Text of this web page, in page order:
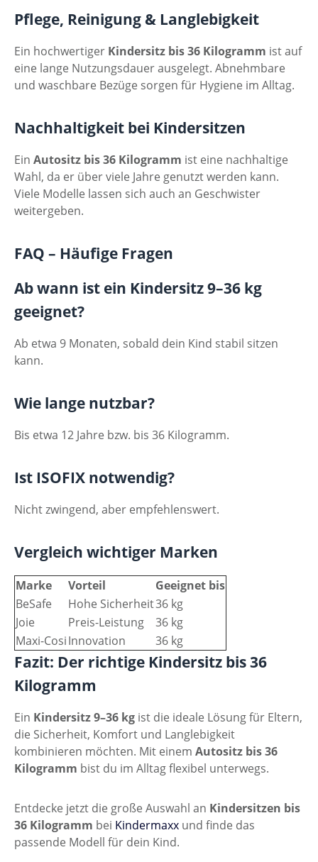
Pflege, Reinigung & Langlebigkeit
Ein hochwertiger Kindersitz bis 36 Kilogramm ist auf
eine lange Nutzungsdauer ausgelegt. Abnehmbare
und waschbare Bezüge sorgen für Hygiene im Alltag.
Nachhaltigkeit bei Kindersitzen
Ein Autositz bis 36 Kilogramm ist eine nachhaltige
Wahl, da er über viele Jahre genutzt werden kann.
Viele Modelle lassen sich auch an Geschwister
weitergeben.
FAQ – Häufige Fragen
Ab wann ist ein Kindersitz 9–36 kg
geeignet?
Ab etwa 9 Monaten, sobald dein Kind stabil sitzen
kann.
Wie lange nutzbar?
Bis etwa 12 Jahre bzw. bis 36 Kilogramm.
Ist ISOFIX notwendig?
Nicht zwingend, aber empfehlenswert.
Vergleich wichtiger Marken
Marke Vorteil
Geeignet bis
BeSafe
Hohe Sicherheit36 kg
Joie
Preis-Leistung
36 kg
Maxi-CosiInnovation 36 kg
Fazit: Der richtige Kindersitz bis 36
Kilogramm
Ein Kindersitz 9–36 kg ist die ideale Lösung für Eltern,
die Sicherheit, Komfort und Langlebigkeit
kombinieren möchten. Mit einem Autositz bis 36
Kilogramm bist du im Alltag flexibel unterwegs.
Entdecke jetzt die große Auswahl an Kindersitzen bis
36 Kilogramm bei Kindermaxx und finde das
passende Modell für dein Kind.